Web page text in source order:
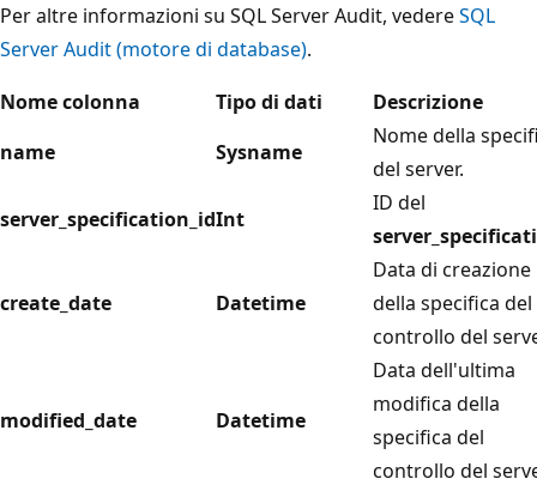
Per altre informazioni su SQL Server Audit, vedereSQL
Server Audit (motore di database).
Nome colonna
Tipo di dati
Descrizione
name
Sysname
Nome della
del server.
server_specification_idInt
ID del
create_date Datetime
Data di creazione
della specifica del
controllo del
modified_date Datetime
Data dell'ultima
modifica della
specifica del
controllo del